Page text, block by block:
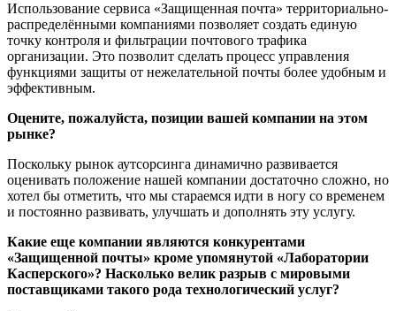
Использование сервиса «Защищенная почта» территориально-
распределёнными компаниями позволяет создать единую
точку контроля и фильтрации почтового трафика
организации. Это позволит сделать процесс управления
функциями защиты от нежелательной почты более удобным и
эффективным.
Оцените, пожалуйста, позиции вашей компании на этом
рынке?
Поскольку рынок аутсорсинга динамично развивается
оценивать положение нашей компании достаточно сложно, но
хотел бы отметить, что мы стараемся идти в ногу со временем
и постоянно развивать, улучшать и дополнять эту услугу.
Какие еще компании являются конкурентами
«Защищенной почты» кроме упомянутой «Лаборатории
Касперского»? Насколько велик разрыв с мировыми
поставщиками такого рода технологический услуг?